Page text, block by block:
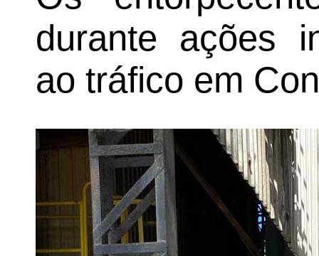
durante ações
ao tráfico em